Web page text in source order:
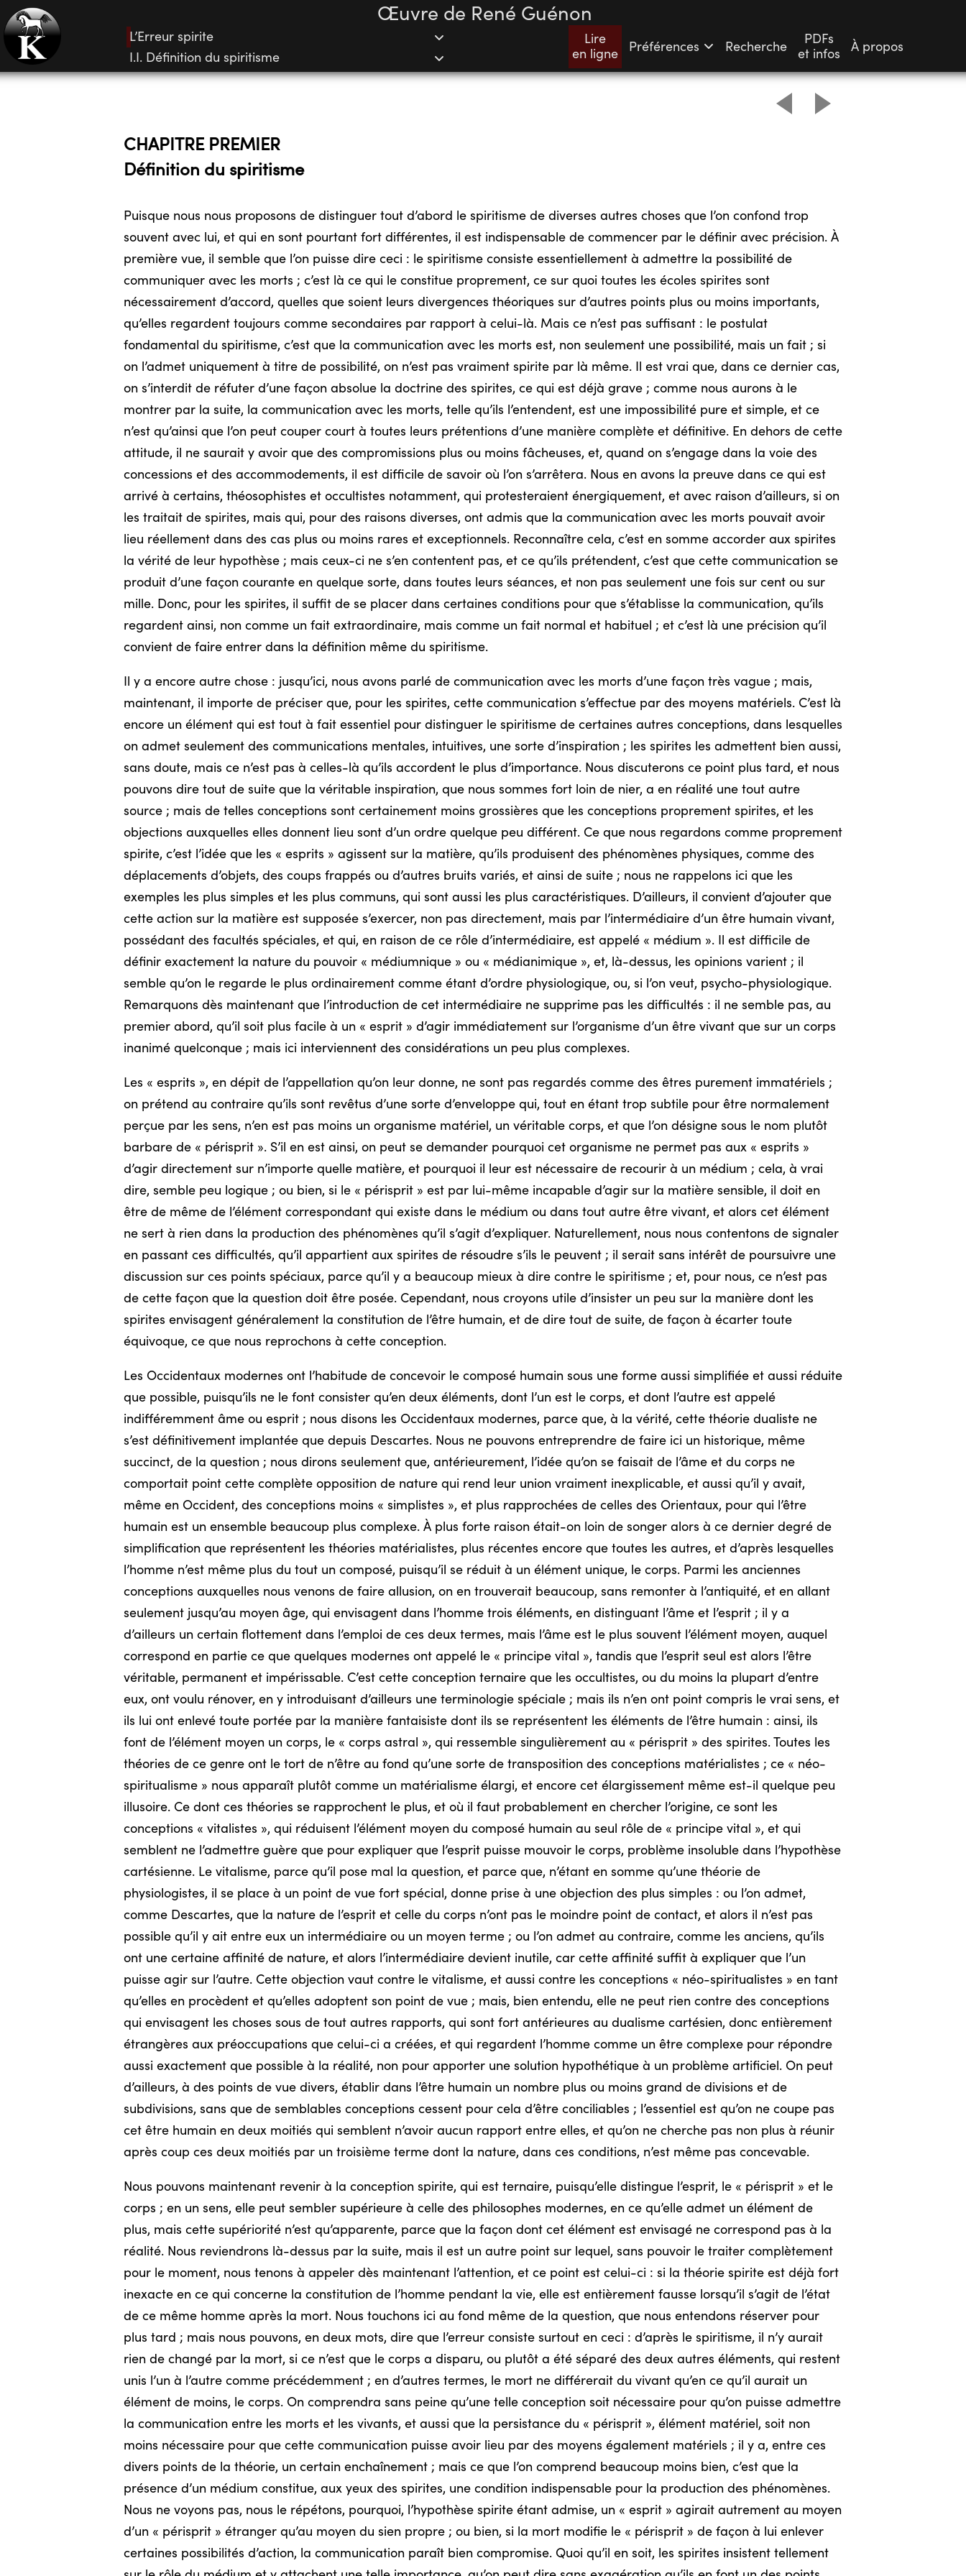
Œuvre de René Guénon
L’Erreur spirite
I.I. Définition du spiritisme
Lire
en ligne
Préférences Recherche
PDFs
et infos
À propos
CHAPITRE PREMIER
Définition du spiritisme
Puisque nous nous proposons de distinguer tout d’abord le spiritisme de diverses autres choses que l’on confond trop
souvent avec lui, et qui en sont pourtant fort différentes, il est indispensable de commencer par le définir avec précision. À
première vue, il semble que l’on puisse dire ceci : le spiritisme consiste essentiellement à admettre la possibilité de
communiquer avec les morts ; c’est là ce qui le constitue proprement, ce sur quoi toutes les écoles spirites sont
nécessairement d’accord, quelles que soient leurs divergences théoriques sur d’autres points plus ou moins importants,
qu’elles regardent toujours comme secondaires par rapport à celui-là. Mais ce n’est pas suffisant : le postulat
fondamental du spiritisme, c’est que la communication avec les morts est, non seulement une possibilité, mais un fait ; si
on l’admet uniquement à titre de possibilité, on n’est pas vraiment spirite par là même. Il est vrai que, dans ce dernier cas,
on s’interdit de réfuter d’une façon absolue la doctrine des spirites, ce qui est déjà grave ; comme nous aurons à le
montrer par la suite, la communication avec les morts, telle qu’ils l’entendent, est une impossibilité pure et simple, et ce
n’est qu’ainsi que l’on peut couper court à toutes leurs prétentions d’une manière complète et définitive. En dehors de cette
attitude, il ne saurait y avoir que des compromissions plus ou moins fâcheuses, et, quand on s’engage dans la voie des
concessions et des accommodements, il est difficile de savoir où l’on s’arrêtera. Nous en avons la preuve dans ce qui est
arrivé à certains, théosophistes et occultistes notamment, qui protesteraient énergiquement, et avec raison d’ailleurs, si on
les traitait de spirites, mais qui, pour des raisons diverses, ont admis que la communication avec les morts pouvait avoir
lieu réellement dans des cas plus ou moins rares et exceptionnels. Reconnaître cela, c’est en somme accorder aux spirites
la vérité de leur hypothèse ; mais ceux-ci ne s’en contentent pas, et ce qu’ils prétendent, c’est que cette communication se
produit d’une façon courante en quelque sorte, dans toutes leurs séances, et non pas seulement une fois sur cent ou sur
mille. Donc, pour les spirites, il suffit de se placer dans certaines conditions pour que s’établisse la communication, qu’ils
regardent ainsi, non comme un fait extraordinaire, mais comme un fait normal et habituel ; et c’est là une précision qu’il
convient de faire entrer dans la définition même du spiritisme.
Il y a encore autre chose : jusqu’ici, nous avons parlé de communication avec les morts d’une façon très vague ; mais,
maintenant, il importe de préciser que, pour les spirites, cette communication s’effectue par des moyens matériels. C’est là
encore un élément qui est tout à fait essentiel pour distinguer le spiritisme de certaines autres conceptions, dans lesquelles
on admet seulement des communications mentales, intuitives, une sorte d’inspiration ; les spirites les admettent bien aussi,
sans doute, mais ce n’est pas à celles-là qu’ils accordent le plus d’importance. Nous discuterons ce point plus tard, et nous
pouvons dire tout de suite que la véritable inspiration, que nous sommes fort loin de nier, a en réalité une tout autre
source ; mais de telles conceptions sont certainement moins grossières que les conceptions proprement spirites, et les
objections auxquelles elles donnent lieu sont d’un ordre quelque peu différent. Ce que nous regardons comme proprement
spirite, c’est l’idée que les « esprits » agissent sur la matière, qu’ils produisent des phénomènes physiques, comme des
déplacements d’objets, des coups frappés ou d’autres bruits variés, et ainsi de suite ; nous ne rappelons ici que les
exemples les plus simples et les plus communs, qui sont aussi les plus caractéristiques. D’ailleurs, il convient d’ajouter que
cette action sur la matière est supposée s’exercer, non pas directement, mais par l’intermédiaire d’un être humain vivant,
possédant des facultés spéciales, et qui, en raison de ce rôle d’intermédiaire, est appelé « médium ». Il est difficile de
définir exactement la nature du pouvoir « médiumnique » ou « médianimique », et, là-dessus, les opinions varient ; il
semble qu’on le regarde le plus ordinairement comme étant d’ordre physiologique, ou, si l’on veut, psycho-physiologique.
Remarquons dès maintenant que l’introduction de cet intermédiaire ne supprime pas les difficultés : il ne semble pas, au
premier abord, qu’il soit plus facile à un « esprit » d’agir immédiatement sur l’organisme d’un être vivant que sur un corps
inanimé quelconque ; mais ici interviennent des considérations un peu plus complexes.
Les « esprits », en dépit de l’appellation qu’on leur donne, ne sont pas regardés comme des êtres purement immatériels ;
on prétend au contraire qu’ils sont revêtus d’une sorte d’enveloppe qui, tout en étant trop subtile pour être normalement
perçue par les sens, n’en est pas moins un organisme matériel, un véritable corps, et que l’on désigne sous le nom plutôt
barbare de « périsprit ». S’il en est ainsi, on peut se demander pourquoi cet organisme ne permet pas aux « esprits »
d’agir directement sur n’importe quelle matière, et pourquoi il leur est nécessaire de recourir à un médium ; cela, à vrai
dire, semble peu logique ; ou bien, si le « périsprit » est par lui-même incapable d’agir sur la matière sensible, il doit en
être de même de l’élément correspondant qui existe dans le médium ou dans tout autre être vivant, et alors cet élément
ne sert à rien dans la production des phénomènes qu’il s’agit d’expliquer. Naturellement, nous nous contentons de signaler
en passant ces difficultés, qu’il appartient aux spirites de résoudre s’ils le peuvent ; il serait sans intérêt de poursuivre une
discussion sur ces points spéciaux, parce qu’il y a beaucoup mieux à dire contre le spiritisme ; et, pour nous, ce n’est pas
de cette façon que la question doit être posée. Cependant, nous croyons utile d’insister un peu sur la manière dont les
spirites envisagent généralement la constitution de l’être humain, et de dire tout de suite, de façon à écarter toute
équivoque, ce que nous reprochons à cette conception.
Les Occidentaux modernes ont l’habitude de concevoir le composé humain sous une forme aussi simplifiée et aussi réduite
que possible, puisqu’ils ne le font consister qu’en deux éléments, dont l’un est le corps, et dont l’autre est appelé
indifféremment âme ou esprit ; nous disons les Occidentaux modernes, parce que, à la vérité, cette théorie dualiste ne
s’est définitivement implantée que depuis Descartes. Nous ne pouvons entreprendre de faire ici un historique, même
succinct, de la question ; nous dirons seulement que, antérieurement, l’idée qu’on se faisait de l’âme et du corps ne
comportait point cette complète opposition de nature qui rend leur union vraiment inexplicable, et aussi qu’il y avait,
même en Occident, des conceptions moins « simplistes », et plus rapprochées de celles des Orientaux, pour qui l’être
humain est un ensemble beaucoup plus complexe. À plus forte raison était-on loin de songer alors à ce dernier degré de
simplification que représentent les théories matérialistes, plus récentes encore que toutes les autres, et d’après lesquelles
l’homme n’est même plus du tout un composé, puisqu’il se réduit à un élément unique, le corps. Parmi les anciennes
conceptions auxquelles nous venons de faire allusion, on en trouverait beaucoup, sans remonter à l’antiquité, et en allant
seulement jusqu’au moyen âge, qui envisagent dans l’homme trois éléments, en distinguant l’âme et l’esprit ; il y a
d’ailleurs un certain flottement dans l’emploi de ces deux termes, mais l’âme est le plus souvent l’élément moyen, auquel
correspond en partie ce que quelques modernes ont appelé le « principe vital », tandis que l’esprit seul est alors l’être
véritable, permanent et impérissable. C’est cette conception ternaire que les occultistes, ou du moins la plupart d’entre
eux, ont voulu rénover, en y introduisant d’ailleurs une terminologie spéciale ; mais ils n’en ont point compris le vrai sens, et
ils lui ont enlevé toute portée par la manière fantaisiste dont ils se représentent les éléments de l’être humain : ainsi, ils
font de l’élément moyen un corps, le « corps astral », qui ressemble singulièrement au « périsprit » des spirites. Toutes les
théories de ce genre ont le tort de n’être au fond qu’une sorte de transposition des conceptions matérialistes ; ce « néo-
spiritualisme » nous apparaît plutôt comme un matérialisme élargi, et encore cet élargissement même est-il quelque peu
illusoire. Ce dont ces théories se rapprochent le plus, et où il faut probablement en chercher l’origine, ce sont les
conceptions « vitalistes », qui réduisent l’élément moyen du composé humain au seul rôle de « principe vital », et qui
semblent ne l’admettre guère que pour expliquer que l’esprit puisse mouvoir le corps, problème insoluble dans l’hypothèse
cartésienne. Le vitalisme, parce qu’il pose mal la question, et parce que, n’étant en somme qu’une théorie de
physiologistes, il se place à un point de vue fort spécial, donne prise à une objection des plus simples : ou l’on admet,
comme Descartes, que la nature de l’esprit et celle du corps n’ont pas le moindre point de contact, et alors il n’est pas
possible qu’il y ait entre eux un intermédiaire ou un moyen terme ; ou l’on admet au contraire, comme les anciens, qu’ils
ont une certaine affinité de nature, et alors l’intermédiaire devient inutile, car cette affinité suffit à expliquer que l’un
puisse agir sur l’autre. Cette objection vaut contre le vitalisme, et aussi contre les conceptions « néo-spiritualistes » en tant
qu’elles en procèdent et qu’elles adoptent son point de vue ; mais, bien entendu, elle ne peut rien contre des conceptions
qui envisagent les choses sous de tout autres rapports, qui sont fort antérieures au dualisme cartésien, donc entièrement
étrangères aux préoccupations que celui-ci a créées, et qui regardent l’homme comme un être complexe pour répondre
aussi exactement que possible à la réalité, non pour apporter une solution hypothétique à un problème artificiel. On peut
d’ailleurs, à des points de vue divers, établir dans l’être humain un nombre plus ou moins grand de divisions et de
subdivisions, sans que de semblables conceptions cessent pour cela d’être conciliables ; l’essentiel est qu’on ne coupe pas
cet être humain en deux moitiés qui semblent n’avoir aucun rapport entre elles, et qu’on ne cherche pas non plus à réunir
après coup ces deux moitiés par un troisième terme dont la nature, dans ces conditions, n’est même pas concevable.
Nous pouvons maintenant revenir à la conception spirite, qui est ternaire, puisqu’elle distingue l’esprit, le « périsprit » et le
corps ; en un sens, elle peut sembler supérieure à celle des philosophes modernes, en ce qu’elle admet un élément de
plus, mais cette supériorité n’est qu’apparente, parce que la façon dont cet élément est envisagé ne correspond pas à la
réalité. Nous reviendrons là-dessus par la suite, mais il est un autre point sur lequel, sans pouvoir le traiter complètement
pour le moment, nous tenons à appeler dès maintenant l’attention, et ce point est celui-ci : si la théorie spirite est déjà fort
inexacte en ce qui concerne la constitution de l’homme pendant la vie, elle est entièrement fausse lorsqu’il s’agit de l’état
de ce même homme après la mort. Nous touchons ici au fond même de la question, que nous entendons réserver pour
plus tard ; mais nous pouvons, en deux mots, dire que l’erreur consiste surtout en ceci : d’après le spiritisme, il n’y aurait
rien de changé par la mort, si ce n’est que le corps a disparu, ou plutôt a été séparé des deux autres éléments, qui restent
unis l’un à l’autre comme précédemment ; en d’autres termes, le mort ne différerait du vivant qu’en ce qu’il aurait un
élément de moins, le corps. On comprendra sans peine qu’une telle conception soit nécessaire pour qu’on puisse admettre
la communication entre les morts et les vivants, et aussi que la persistance du « périsprit », élément matériel, soit non
moins nécessaire pour que cette communication puisse avoir lieu par des moyens également matériels ; il y a, entre ces
divers points de la théorie, un certain enchaînement ; mais ce que l’on comprend beaucoup moins bien, c’est que la
présence d’un médium constitue, aux yeux des spirites, une condition indispensable pour la production des phénomènes.
Nous ne voyons pas, nous le répétons, pourquoi, l’hypothèse spirite étant admise, un « esprit » agirait autrement au moyen
d’un « périsprit » étranger qu’au moyen du sien propre ; ou bien, si la mort modifie le « périsprit » de façon à lui enlever
certaines possibilités d’action, la communication paraît bien compromise. Quoi qu’il en soit, les spirites insistent tellement